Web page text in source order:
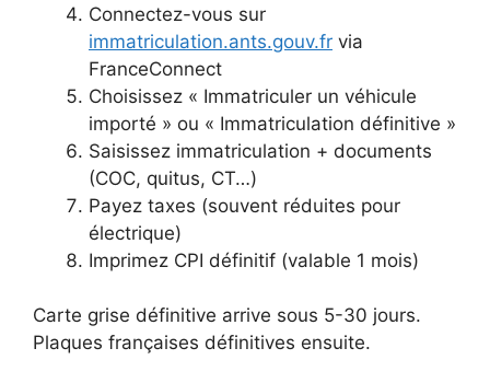
Connectez-vous sur
immatriculation.ants.gouv.fr via
FranceConnect
Choisissez « Immatriculer un véhicule
importé » ou « Immatriculation définitive »
Saisissez immatriculation + documents
(COC, quitus, CT…)
Payez taxes (souvent réduites pour
électrique)
Imprimez CPI définitif (valable 1 mois)
Carte grise définitive arrive sous 5-30 jours.
Plaques françaises définitives ensuite.